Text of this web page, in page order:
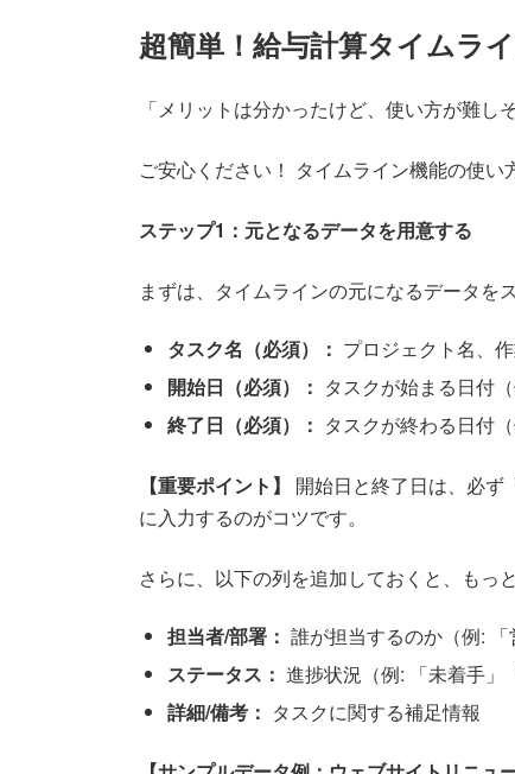
超簡単！給与計算タイムラ
「メリットは分かったけど、使い方が難し
ご安心ください！ タイムライン機能の使い
ステップ1：元となるデータを用意する
まずは、タイムラインの元になるデータを
タスク名（必須）： プロジェクト名、
開始日（必須）： タスクが始まる日付
終了日（必須）： タスクが終わる日付
【重要ポイント】 開始日と終了日は、必ず
に入力するのがコツです。
さらに、以下の列を追加しておくと、もっ
担当者/部署： 誰が担当するのか（例: 「
ステータス： 進捗状況（例: 「未着手」
詳細/備考： タスクに関する補足情報